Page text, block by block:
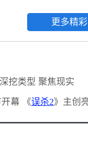
更多精
挖类型 聚焦现实
幕 《误杀2》主创